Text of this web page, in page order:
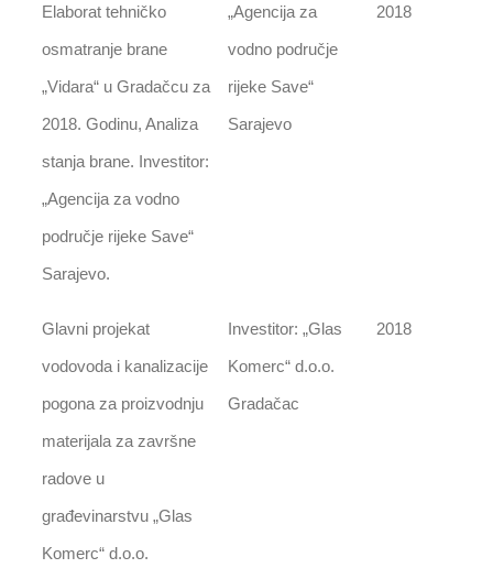
Elaborat tehničko
osmatranje brane
„Vidara“ u Gradačcu za
2018. Godinu, Analiza
stanja brane. Investitor:
„Agencija za vodno
područje rijeke Save“
Sarajevo.
„Agencija za
vodno područje
rijeke Save“
Sarajevo
2018
Glavni projekat
vodovoda i kanalizacije
pogona za proizvodnju
materijala za završne
radove u
građevinarstvu „Glas
Komerc“ d.o.o.
Investitor: „Glas
Komerc“ d.o.o.
Gradačac
2018